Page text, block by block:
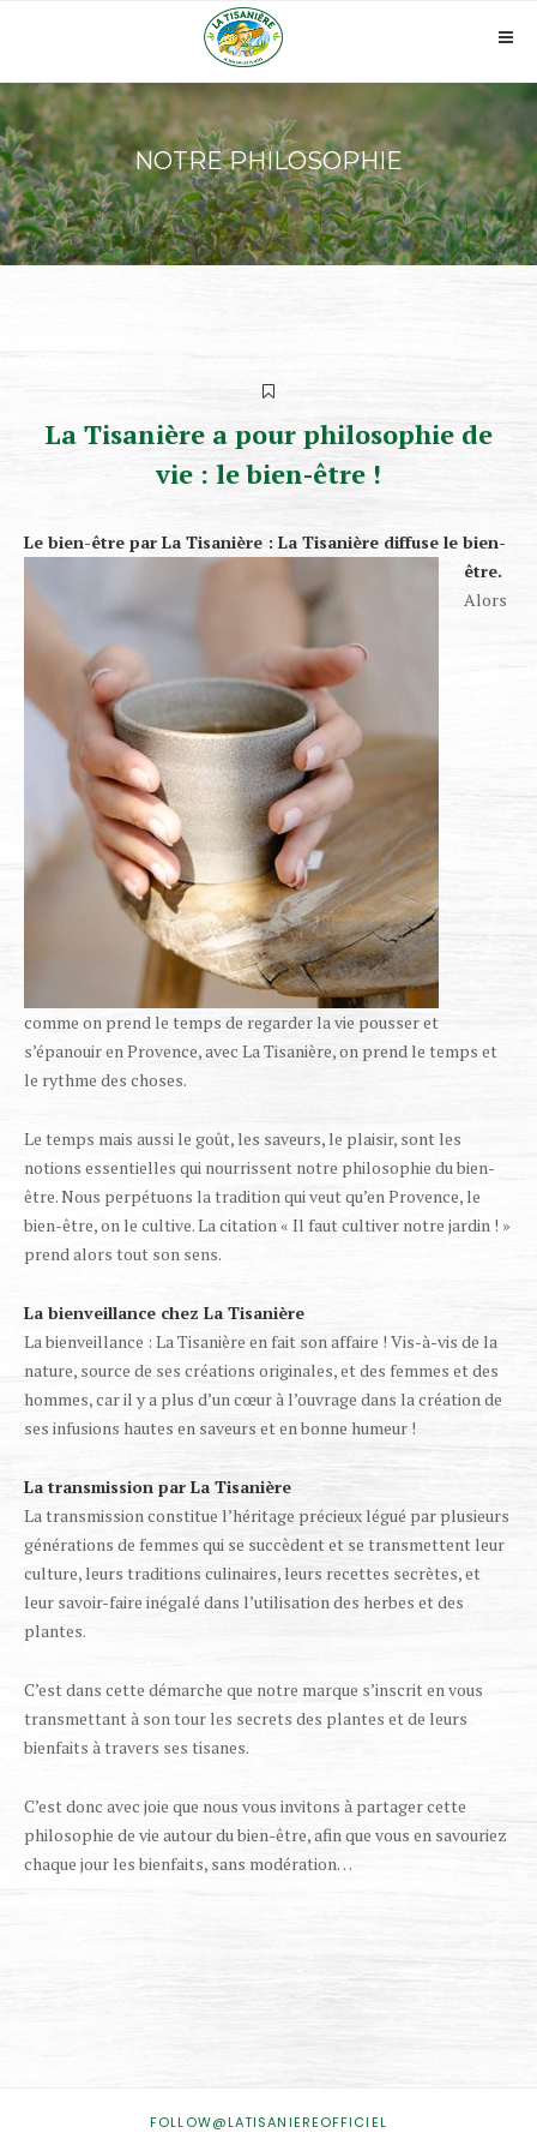
NOTRE PHILOSOPHIE
La Tisanière a pour philosophie de
vie : le bien-être !
Le bien-être par La Tisanière : La Tisanière diffuse le bien-
être.
Alors
comme on prend le temps de regarder la vie pousser et
s’épanouir en Provence, avec La Tisanière, on prend le temps et
le rythme des choses.
Le temps mais aussi le goût, les saveurs, le plaisir, sont les
notions essentielles qui nourrissent notre philosophie du bien-
être. Nous perpétuons la tradition qui veut qu’en Provence, le
bien-être, on le cultive. La citation « Il faut cultiver notre jardin ! »
prend alors tout son sens.
La bienveillance chez La Tisanière
La bienveillance : La Tisanière en fait son affaire ! Vis-à-vis de la
nature, source de ses créations originales, et des femmes et des
hommes, car il y a plus d’un cœur à l’ouvrage dans la création de
ses infusions hautes en saveurs et en bonne humeur !
La transmission par La Tisanière
La transmission constitue l’héritage précieux légué par plusieurs
générations de femmes qui se succèdent et se transmettent leur
culture, leurs traditions culinaires, leurs recettes secrètes, et
leur savoir-faire inégalé dans l’utilisation des herbes et des
plantes.
C’est dans cette démarche que notre marque s’inscrit en vous
transmettant à son tour les secrets des plantes et de leurs
bienfaits à travers ses tisanes.
C’est donc avec joie que nous vous invitons à partager cette
philosophie de vie autour du bien-être, afin que vous en savouriez
chaque jour les bienfaits, sans modération…
FOLLOW@LATISANIEREOFFICIEL